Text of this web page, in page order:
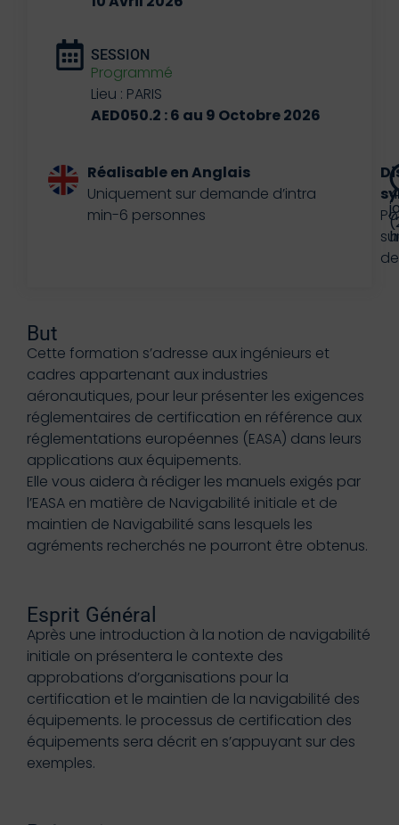
SESSION
Programmé
Lieu : PARIS
AED050.2 : 6 au 9 Octobre 2026
Réalisable en Anglais
Uniquement sur demande d’intra
min-6 personnes
4
But
Cette formation s’adresse aux ingénieurs et
cadres appartenant aux industries
aéronautiques, pour leur présenter les exigences
réglementaires de certification en référence aux
réglementations européennes (EASA) dans leurs
applications aux équipements.
Elle vous aidera à rédiger les manuels exigés par
l’EASA en matière de Navigabilité initiale et de
maintien de Navigabilité sans lesquels les
agréments recherchés ne pourront être obtenus.
Esprit Général
Après une introduction à la notion de navigabilité
initiale on présentera le contexte des
approbations d’organisations pour la
certification et le maintien de la navigabilité des
équipements. le processus de certification des
équipements sera décrit en s’appuyant sur des
exemples.